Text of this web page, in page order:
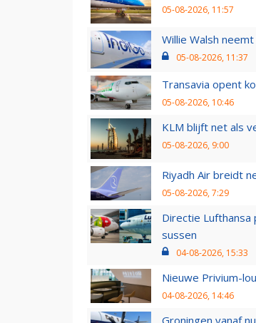
05-08-2026, 11:57
Willie Walsh
05-08-2026, 11:37
Transavia opent
05-08-2026, 10:46
KLM blijft net als
05-08-2026, 9:00
Riyadh Air breidt
05-08-2026, 7:29
Directie
sussen
04-08-2026, 15:33
Nieuwe Privium-
04-08-2026, 14:46
Groningen vanaf